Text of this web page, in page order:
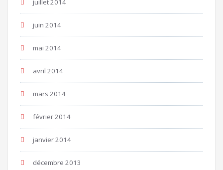
juillet 2014
juin 2014
mai 2014
avril 2014
mars 2014
février 2014
janvier 2014
décembre 2013